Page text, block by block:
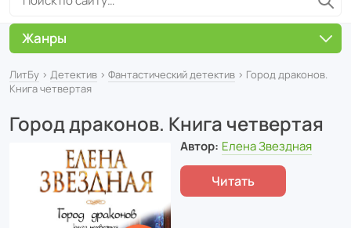
ЛитБу › Детектив › Фантастический детектив › Город драконов.
Книга четвертая
Город драконов. Книга четвертая
Автор: Елена Звездная
Читать
Жанры